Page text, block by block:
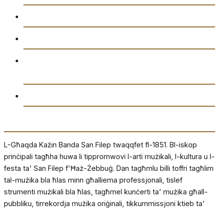
L-Għaqda Każin Banda San Filep twaqqfet fl-1851. Bl-iskop
prinċipali tagħha huwa li tippromwovi l-arti mużikali, l-kultura u l-
festa ta' San Filep f'Ħaż-Żebbuġ. Dan tagħmlu billi toffri tagħlim
tal-mużika bla ħlas minn għalliema professjonali, tislef
strumenti mużikali bla ħlas, tagħmel kunċerti ta' mużika għall-
pubbliku, tirrekordja mużika oriġinali, tikkummissjoni ktieb ta'